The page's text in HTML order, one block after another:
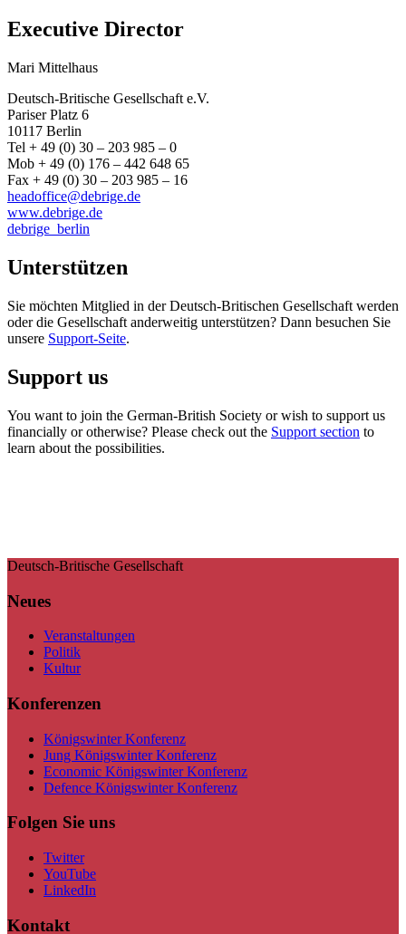
Executive Director
Mari Mittelhaus
Deutsch-Britische Gesellschaft e.V.
Pariser Platz 6
10117 Berlin
Tel + 49 (0) 30 – 203 985 – 0
Mob + 49 (0) 176 – 442 648 65
Fax + 49 (0) 30 – 203 985 – 16
headoffice@debrige.de
www.debrige.de
debrige_berlin
Unterstützen
Sie möchten Mitglied in der Deutsch-Britischen Gesellschaft werden
oder die Gesellschaft anderweitig unterstützen? Dann besuchen Sie
unsere Support-Seite.
Support us
You want to join the German-British Society or wish to support us
financially or otherwise? Please check out the Support section to
learn about the possibilities.
Deutsch-Britische Gesellschaft
Neues
Veranstaltungen
Politik
Kultur
Konferenzen
Königswinter Konferenz
Jung Königswinter Konferenz
Economic Königswinter Konferenz
Defence Königswinter Konferenz
Folgen Sie uns
Twitter
YouTube
LinkedIn
Kontakt